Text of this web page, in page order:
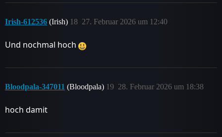
Irish-612536 (Irish) 27. Februar 2026 um 12:40
18
Und nochmal hoch
Bloodpala-347011 (Bloodpala) 28. Februar 2026 um 18:38
19
hoch damit